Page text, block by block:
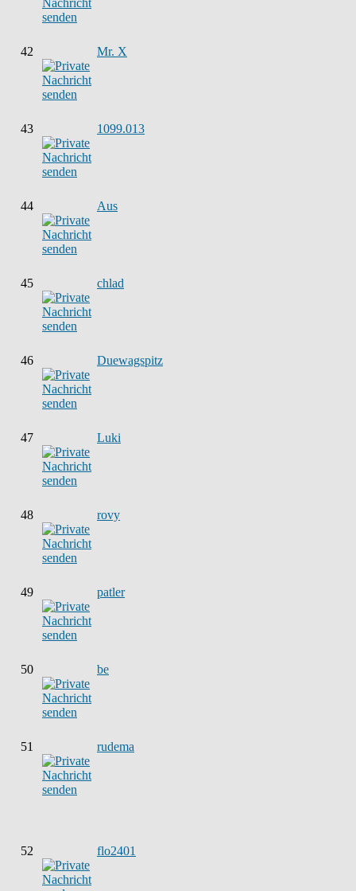
42 Mr. X
43 1099.013
44 Aus
45 chlad
46 Duewagspitz
47 Luki
48 rovy
49 patler
50 be
51 rudema
52 flo2401